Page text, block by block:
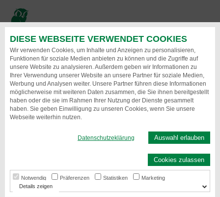
DIESE WEBSEITE VERWENDET COOKIES
Wir verwenden Cookies, um Inhalte und Anzeigen zu personalisieren,
Funktionen für soziale Medien anbieten zu können und die Zugriffe auf
unsere Website zu analysieren. Außerdem geben wir Informationen zu
Ihrer Verwendung unserer Website an unsere Partner für soziale Medien,
Werbung und Analysen weiter. Unsere Partner führen diese Informationen
möglicherweise mit weiteren Daten zusammen, die Sie ihnen bereitgestellt
haben oder die sie im Rahmen Ihrer Nutzung der Dienste gesammelt
haben. Sie geben Einwilligung zu unseren Cookies, wenn Sie unsere
Webseite weiterhin nutzen.
Datenschutzeklärung Auswahl erlauben
Cookies zulassen
Notwendig Präferenzen Statistiken
Marketing
Details
zum
Inhalt